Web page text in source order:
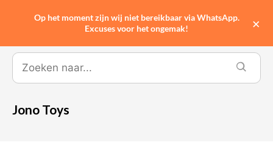
Jono Toys
Op het moment zijn wij niet bereikbaar via WhatsApp.
Excuses voor het ongemak!
×